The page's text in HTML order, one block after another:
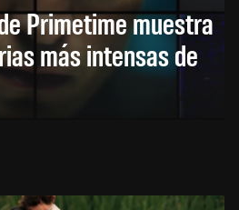
Primetime muestra
más intensas de